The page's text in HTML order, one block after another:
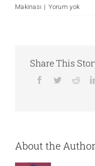
Makinası | Yorum yok
Share This
Facebook
Twitter
About the